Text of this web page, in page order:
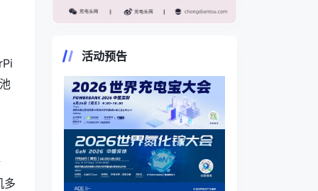
多
活动预告